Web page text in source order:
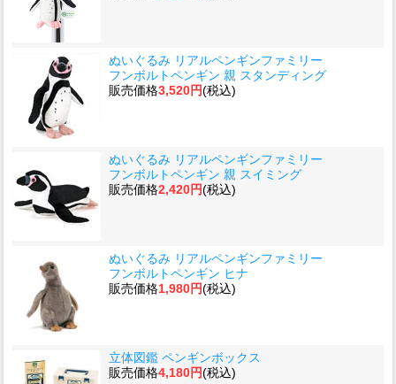
ぬいぐるみ リアルペンギンファミリー
フンボルトペンギン 親 スタンディング
販売価格3,520円(税込)
ぬいぐるみ リアルペンギンファミリー
フンボルトペンギン 親 スイミング
販売価格2,420円(税込)
ぬいぐるみ リアルペンギンファミリー
フンボルトペンギン ヒナ
販売価格1,980円(税込)
立体図鑑 ペンギンボックス
販売価格4,180円(税込)